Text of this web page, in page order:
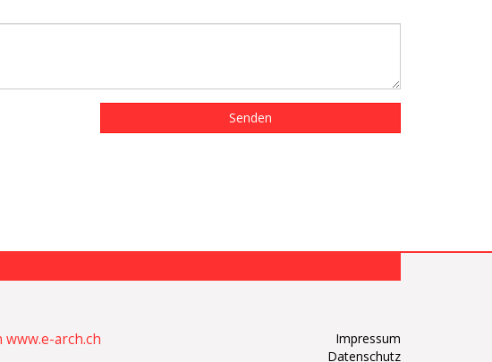
www.e-arch.ch
Impressum
Datenschutz